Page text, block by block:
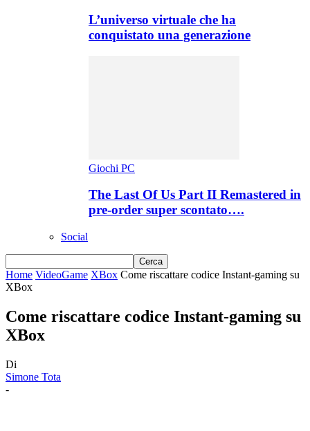
L’universo virtuale che ha
conquistato una generazione
Giochi PC
The Last Of Us Part II Remastered in
pre-order super scontato….
Social
Home VideoGame XBox Come riscattare codice Instant-gaming su
XBox
Come riscattare codice Instant-gaming su
XBox
Di
Simone Tota
-